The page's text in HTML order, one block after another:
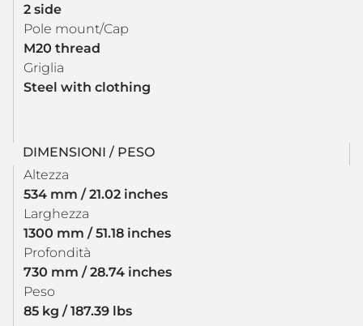
2 side
Pole mount/Cap
M20 thread
Griglia
Steel with clothing
DIMENSIONI / PESO
Altezza
534 mm / 21.02 inches
Larghezza
1300 mm / 51.18 inches
Profondità
730 mm / 28.74 inches
Peso
85 kg / 187.39 lbs